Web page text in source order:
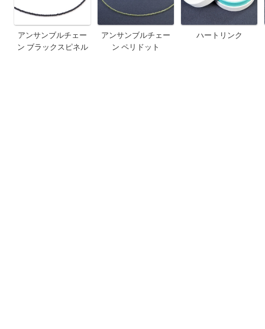
アンサンブルチェー
ン ブラックスピネル
アンサンブルチェー
ン ペリドット
ハートリンク